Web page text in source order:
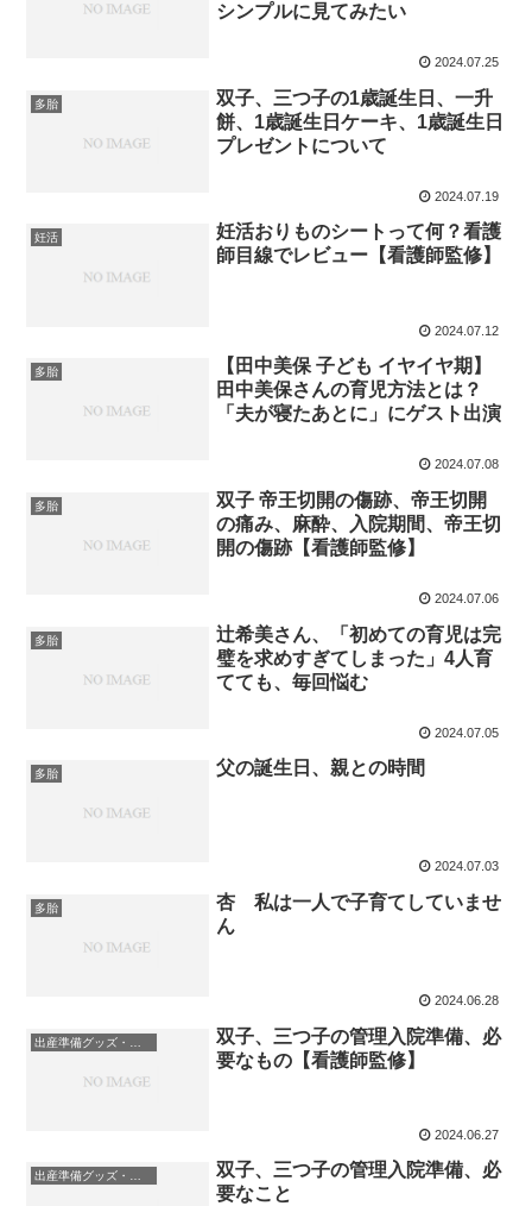
シンプルに見てみたい
2024.07.25
多胎
双子、三つ子の1歳誕生日、一升
餅、1歳誕生日ケーキ、1歳誕生日
プレゼントについて
2024.07.19
妊活
妊活おりものシートって何？看護
師目線でレビュー【看護師監修】
2024.07.12
多胎
【田中美保 子ども イヤイヤ期】
田中美保さんの育児方法とは？
「夫が寝たあとに」にゲスト出演
2024.07.08
多胎
双子 帝王切開の傷跡、帝王切開
の痛み、麻酔、入院期間、帝王切
開の傷跡【看護師監修】
2024.07.06
多胎
辻希美さん、「初めての育児は完
璧を求めすぎてしまった」4人育
てても、毎回悩む
2024.07.05
多胎 父の誕生日、親との時間
2024.07.03
多胎
杏 私は一人で子育てしていませ
ん
2024.06.28
双子、三つ子の管理入院準備、必
要なもの【看護師監修】
2024.06.27
出産準備グッズ・ベビーグッズ
双子、三つ子の管理入院準備、必
要なこと